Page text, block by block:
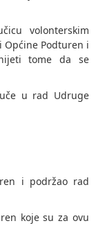
volonterskim
Općine Podturen i
tome da se
u rad Udruge
i podržao rad
koje su za ovu